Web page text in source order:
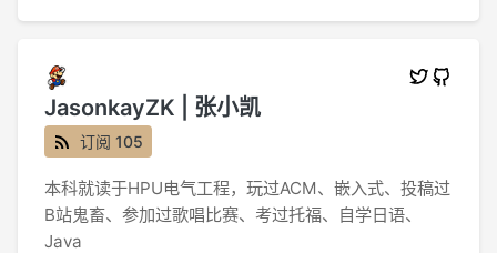
JasonkayZK | 张小凯
订阅 105
本科就读于HPU电气工程，玩过ACM、嵌入式、投稿过
B站鬼畜、参加过歌唱比赛、考过托福、自学日语、
Java